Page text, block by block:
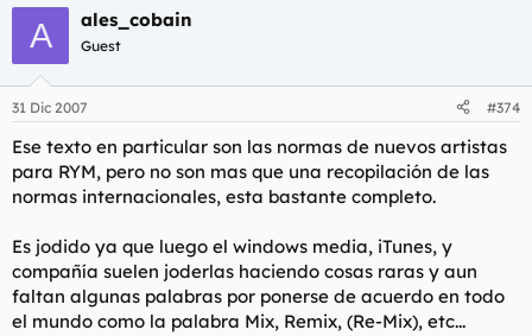
5. In compounds formed by hyphens, capitalize each part
except where the part would not be capitalized if it were a
separate word.
* The Go-Gos
* At the Drive-In
* Sleater-Kinney
6. Only use all caps for acronyms or abbreviations where
common use is all caps.
A ales_cobain
Guest
31 Dic 2007 #374
Ese texto en particular son las normas de nuevos artistas
para RYM, pero no son mas que una recopilación de las
normas internacionales, esta bastante completo.
Es jodido ya que luego el windows media, iTunes, y
compañía suelen joderlas haciendo cosas raras y aun
faltan algunas palabras por ponerse de acuerdo en todo
el mundo como la palabra Mix, Remix, (Re-Mix), etc...